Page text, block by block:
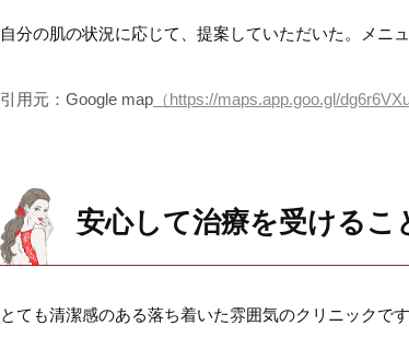
自分の肌の状況に応じて、提案していただいた。メニ
引用元：Google map （https://maps.app.goo.gl/
安心して治療を受けるこ
とても清潔感のある落ち着いた雰囲気のクリニックで